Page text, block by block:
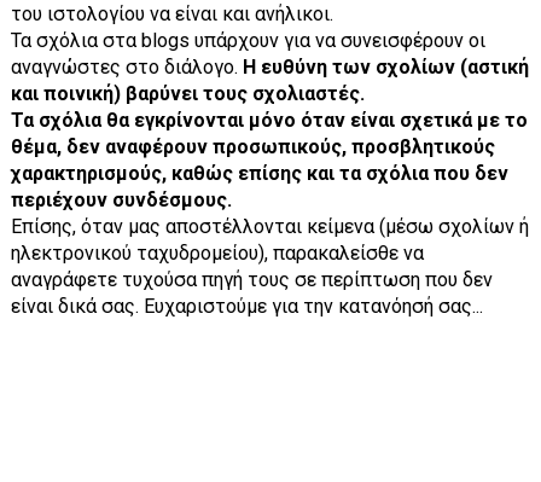
του ιστολογίου να είναι και ανήλικοι.
Τα σχόλια στα blogs υπάρχουν για να συνεισφέρουν οι
αναγνώστες στο διάλογο. Η ευθύνη των σχολίων (αστική
και ποινική) βαρύνει τους σχολιαστές.
Τα σχόλια θα εγκρίνονται μόνο όταν είναι σχετικά με το
θέμα, δεν αναφέρουν προσωπικούς, προσβλητικούς
χαρακτηρισμούς, καθώς επίσης και τα σχόλια που δεν
περιέχουν συνδέσμους.
Επίσης, όταν μας αποστέλλονται κείμενα (μέσω σχολίων ή
ηλεκτρονικού ταχυδρομείου), παρακαλείσθε να
αναγράφετε τυχούσα πηγή τους σε περίπτωση που δεν
είναι δικά σας. Ευχαριστούμε για την κατανόησή σας...